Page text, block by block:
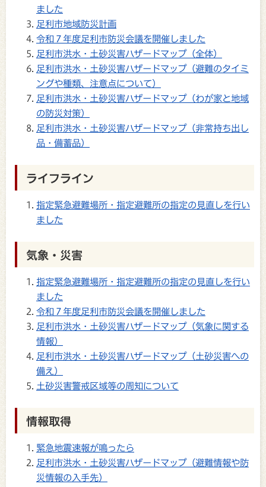
ました
足利市地域防災計画
令和７年度足利市防災会議を開催しました
足利市洪水・土砂災害ハザードマップ（全体）
足利市洪水・土砂災害ハザードマップ（避難のタイミ
ングや種類、注意点について）
足利市洪水・土砂災害ハザードマップ（わが家と地域
の防災対策）
足利市洪水・土砂災害ハザードマップ（非常持ち出し
品・備蓄品）
ライフライン
指定緊急避難場所・指定避難所の指定の見直しを行い
ました
気象・災害
指定緊急避難場所・指定避難所の指定の見直しを行い
ました
令和７年度足利市防災会議を開催しました
足利市洪水・土砂災害ハザードマップ（気象に関する
情報）
足利市洪水・土砂災害ハザードマップ（土砂災害への
備え）
土砂災害警戒区域等の周知について
情報取得
緊急地震速報が鳴ったら
足利市洪水・土砂災害ハザードマップ（避難情報や防
災情報の入手先）